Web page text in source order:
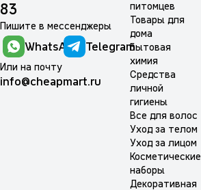
83
Пишите в мессенджеры
WhatsApp Telegram
Или на почту
info@cheapmart.ru
питомцев
Товары для
дома
Бытовая
химия
Средства
личной
гигиены
Все для волос
Уход за телом
Уход за лицом
Косметические
наборы
Декоративная